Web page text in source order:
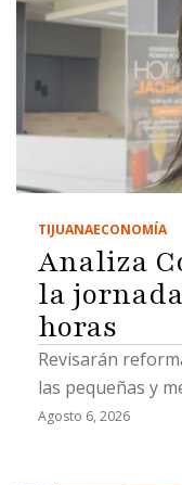
TIJUANAECONOMÍA
Analiza
la
horas
Revisarán
las pequeñas y
Agosto 6, 2026